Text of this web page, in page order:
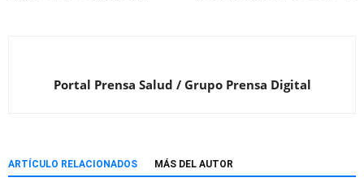
Portal Prensa Salud / Grupo Prensa Digital
ARTÍCULO RELACIONADOS MÁS DEL AUTOR